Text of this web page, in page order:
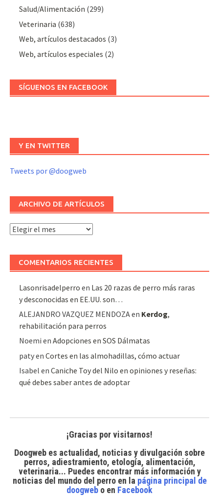
Salud/Alimentación (299)
Veterinaria (638)
Web, artículos destacados (3)
Web, artículos especiales (2)
SÍGUENOS EN FACEBOOK
Y EN TWITTER
Tweets por @doogweb
ARCHIVO DE ARTÍCULOS
Archivo
COMENTARIOS RECIENTES
Lasonrisadelperro en Las 20 razas de perro más raras
y desconocidas en EE.UU. son…
ALEJANDRO VAZQUEZ MENDOZAen Kerdog,
rehabilitación para perros
Noemi enAdopciones en SOS Dálmatas
patyenCortes en las almohadillas, cómo actuar
Isabel enCaniche Toy del Nilo en opiniones y reseñas:
qué debes saber antes de adoptar
¡Gracias por visitarnos!
Doogweb es actualidad, noticias y divulgación sobre
perros, adiestramiento, etología, alimentación,
veterinaria... Puedes encontrar más información y
noticias del mundo del perroen la página principal de
doogweb o en Facebook